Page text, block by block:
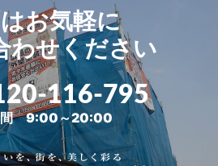
お気軽に
わせください
116-795
間 9:00～20:00